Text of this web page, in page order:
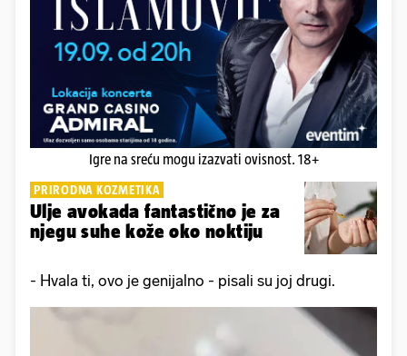
Igre na sreću mogu izazvati ovisnost. 18+
PRIRODNA KOZMETIKA
Ulje avokada fantastično je za
njegu suhe kože oko noktiju
- Hvala ti, ovo je genijalno - pisali su joj drugi.